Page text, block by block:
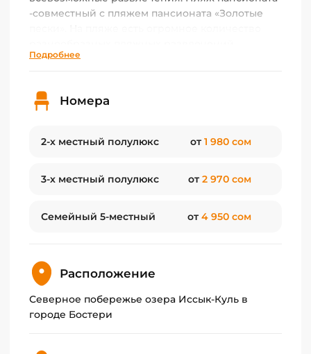
-совместный с пляжем пансионата «Золотые
которые точно не дадут соскучиться ни одной
Подробнее
Номера
2-х местный полулюкс от 1 980 сом
3-х местный полулюкс от 2 970 сом
Семейный 5-местный от 4 950 сом
Расположение
Северное побережье озера Иссык-Куль в
городе Бостери